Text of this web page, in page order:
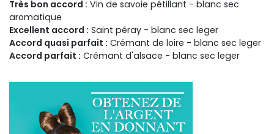
Très bon accord : Vin de savoie pétillant - blanc sec
aromatique
Excellent accord : Saint péray - blanc sec leger
Accord quasi parfait : Crémant de loire - blanc sec leger
Accord parfait : Crémant d'alsace - blanc sec leger